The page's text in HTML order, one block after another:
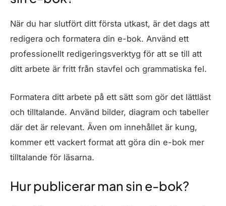
När du har slutfört ditt första utkast, är det dags att
redigera och formatera din e-bok. Använd ett
professionellt redigeringsverktyg för att se till att
ditt arbete är fritt från stavfel och grammatiska fel.
Formatera ditt arbete på ett sätt som gör det lättläst
och tilltalande. Använd bilder, diagram och tabeller
där det är relevant. Även om innehållet är kung,
kommer ett vackert format att göra din e-bok mer
tilltalande för läsarna.
Hur publicerar man sin e-bok?